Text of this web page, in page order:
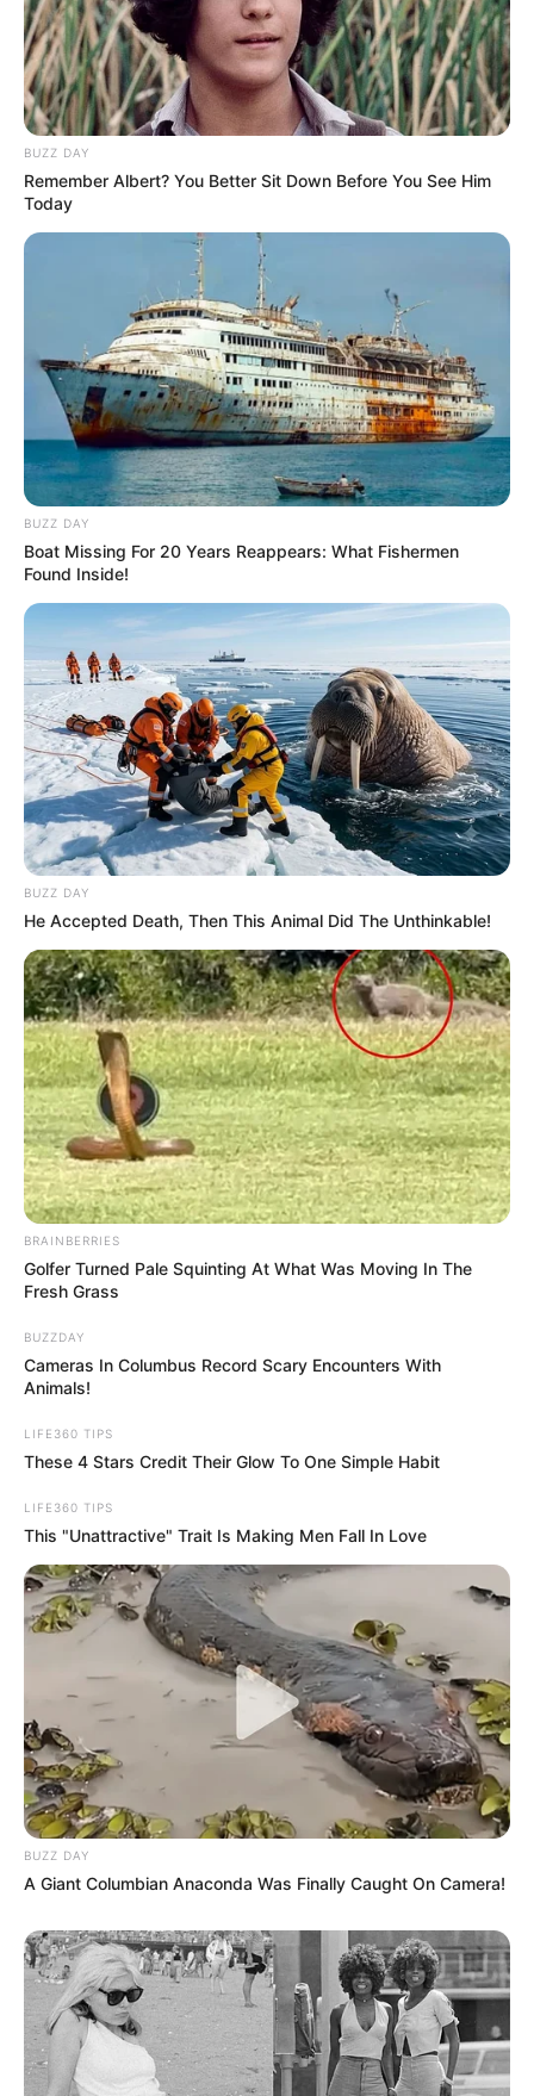
More by Szerző
Post
Previous ArticlePrevious Next Article
BUZZ DAY
Remember Albert? You Better Sit Down Before You See Him
Today
BUZZ DAY
Boat Missing For 20 Years Reappears: What Fishermen
Found Inside!
BUZZ DAY
He Accepted Death, Then This Animal Did The Unthinkable!
BRAINBERRIES
Golfer Turned Pale Squinting At What Was Moving In The
Fresh Grass
BUZZDAY
Cameras In Columbus Record Scary Encounters With
Animals!
LIFE360 TIPS
These 4 Stars Credit Their Glow To One Simple Habit
LIFE360 TIPS
This "Unattractive" Trait Is Making Men Fall In Love
BUZZ DAY
A Giant Columbian Anaconda Was Finally Caught On Camera!